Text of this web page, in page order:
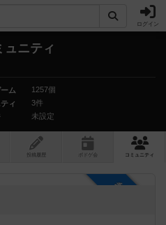
ログイン
ュニティ
ム
1257個
ィ
3件
未設定
投稿履歴 ボ ドゲ コミュニティ